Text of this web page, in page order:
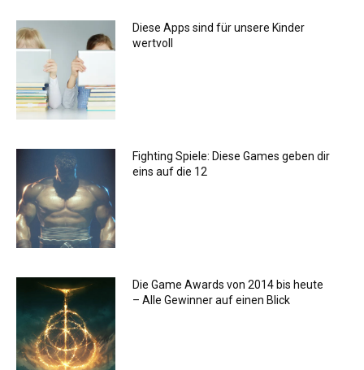
Diese Apps sind für unsere Kinder
wertvoll
Fighting Spiele: Diese Games geben dir
eins auf die 12
Die Game Awards von 2014 bis heute
– Alle Gewinner auf einen Blick